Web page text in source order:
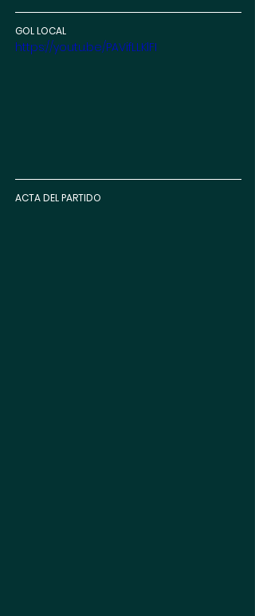
GOL LOCAL
https://youtu.be/PAVifLLKlFI
ACTA DEL PARTIDO